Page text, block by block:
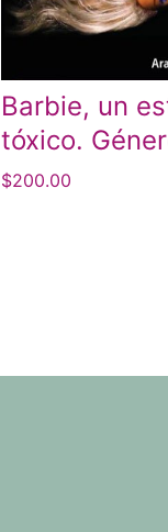
Barbie, un
tóxico.
$200.00